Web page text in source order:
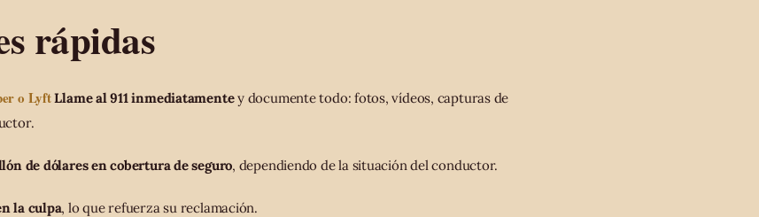
rápidas
o LyftLlame al 911 inmediatamentey documente todo: fotos, vídeos, capturas de
de dólares en cobertura de seguro, dependiendo de la situación del conductor.
la culpa, lo que refuerza su reclamación.